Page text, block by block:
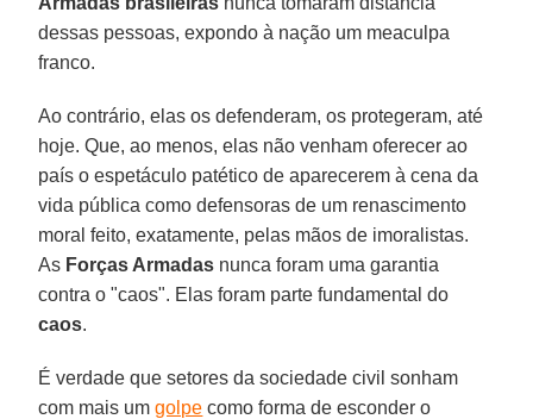
dessas pessoas, expondo à nação um meaculpa
franco.
Ao contrário, elas os defenderam, os protegeram, até
hoje. Que, ao menos, elas não venham oferecer ao
país o espetáculo patético de aparecerem à cena da
vida pública como defensoras de um renascimento
moral feito, exatamente, pelas mãos de imoralistas.
As Forças Armadas nunca foram uma garantia
contra o "caos". Elas foram parte fundamental do
caos.
É verdade que setores da sociedade civil sonham
com mais umgolpe como forma de esconder o